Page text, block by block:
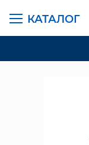
КАТАЛОГ
ГЛАВНАЯ СТРАНИЦА